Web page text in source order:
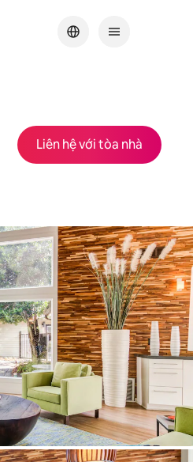
Liên hệ với tòa nhà